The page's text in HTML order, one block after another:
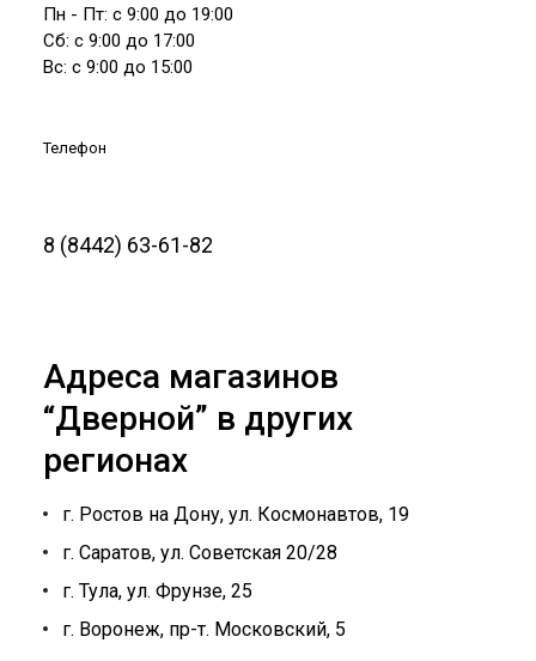
Пн - Пт: с 9:00 до 19:00
Сб: с 9:00 до 17:00
Вс: с 9:00 до 15:00
Телефон
8 (8442) 63-61-82
Адреса магазинов
“Дверной” в других
регионах
г. Ростов на Дону, ул. Космонавтов, 19
г. Саратов, ул. Советская 20/28
г. Тула, ул. Фрунзе, 25
г. Воронеж, пр-т. Московский, 5